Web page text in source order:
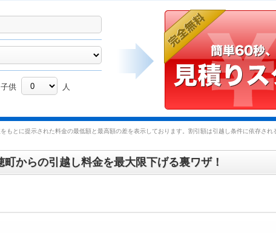
子供 人
とに提示された料金の最低額と最高額の差を表示しております。割引額は引越し条件に依存され
からの引越し料金を最大限下げる裏ワザ！